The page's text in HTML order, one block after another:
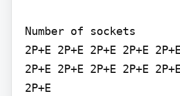
Number of sockets
2P+E 2P+E 2P+E 2P+E
2P+E 2P+E 2P+E 2P+E
2P+E